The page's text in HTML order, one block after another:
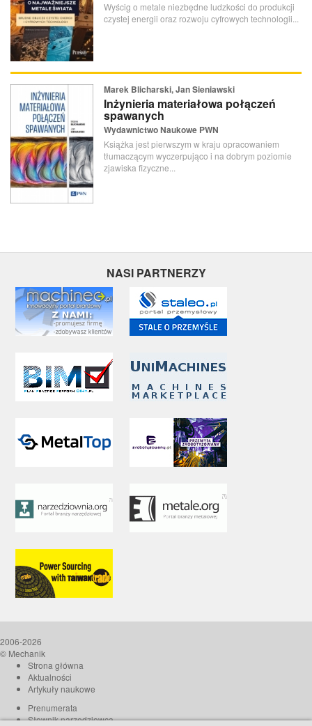
Wyścig o metale niezbędne ludzkości do produkcji
czystej energii oraz rozwoju cyfrowych technologii...
Marek Blicharski, Jan Sieniawski
Inżynieria materiałowa połączeń
spawanych
Wydawnictwo Naukowe PWN
Książka jest pierwszym w kraju opracowaniem
tłumaczącym wyczerpująco i na dobrym poziomie
zjawiska fizyczne...
NASI PARTNERZY
2006-2026
© Mechanik
Strona główna
Aktualności
Artykuły naukowe
Prenumerata
Słownik narzędziowca